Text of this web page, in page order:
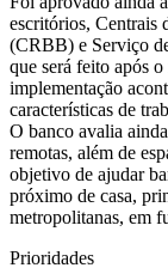
escritórios, Centrais
(CRBB) e Serviço
que será feito após
implementação
características de
O banco avalia
remotas, além de
objetivo de ajudar
próximo de casa,
metropolitanas, em
Prioridades